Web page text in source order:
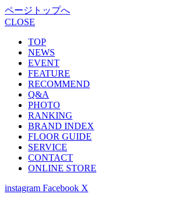
ページトップへ
CLOSE
TOP
NEWS
EVENT
FEATURE
RECOMMEND
Q&A
PHOTO
RANKING
BRAND INDEX
FLOOR GUIDE
SERVICE
CONTACT
ONLINE STORE
instagram Facebook X